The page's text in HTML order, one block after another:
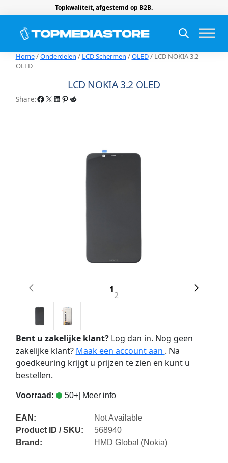
Topkwaliteit, afgestemd op B2B.
Home/Onderdelen / LCD Schermen /OLED/ LCD NOKIA 3.2
OLED
LCD NOKIA 3.2 OLED
Share:Facebook X LinkedIn Pinterest Reddit
1
2
Bent u zakelijke klant?Log dan in. Nog geen
zakelijke klant? Maak een account aan . Na
goedkeuring krijgt u prijzen te zien en kunt u
bestellen.
Voorraad: 50+| Meer info
EAN:
Not Available
Product ID / SKU:
568940
Brand:
HMD Global (Nokia)